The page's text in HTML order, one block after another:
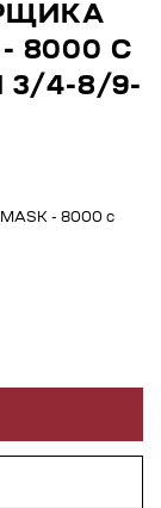
- 8000 С
4-8/9-
- 8000 с